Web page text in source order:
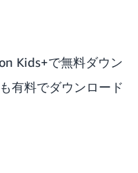
Kids+で無料ダウン
有料でダウンロード